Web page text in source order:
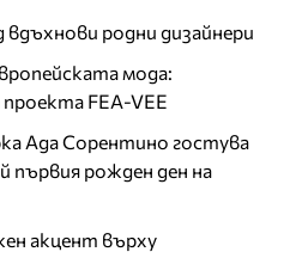
вдъхнови родни дизайнери
мода:
FEA-VEE
Ада Сорентино гостува
първия рожден ден на
акцент върху